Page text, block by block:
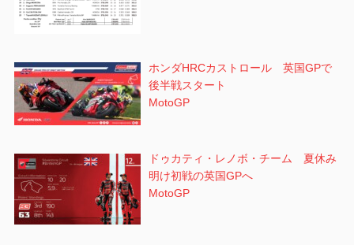
ホンダHRCカストロール 英国GPで
後半戦スタート
MotoGP
ドゥカティ・レノボ・チーム 夏休み
明け初戦の英国GPへ
MotoGP